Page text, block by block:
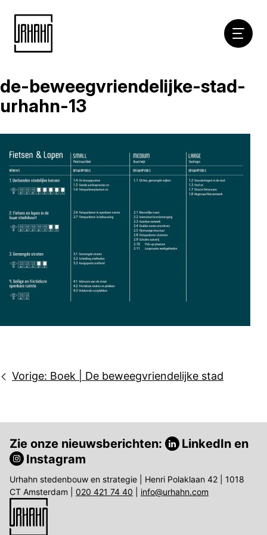
Naar
inhoud
de-beweegvriendelijke-stad-
urhahn-13
Bericht
Vorige: Boek | De beweegvriendelijke stad
Zie onze nieuwsberichten: LinkedIn en
Instagram
Urhahn stedenbouw en strategie | Henri Polaklaan 42 | 1018
CT Amsterdam | 020 421 74 40 info@urhahn.com